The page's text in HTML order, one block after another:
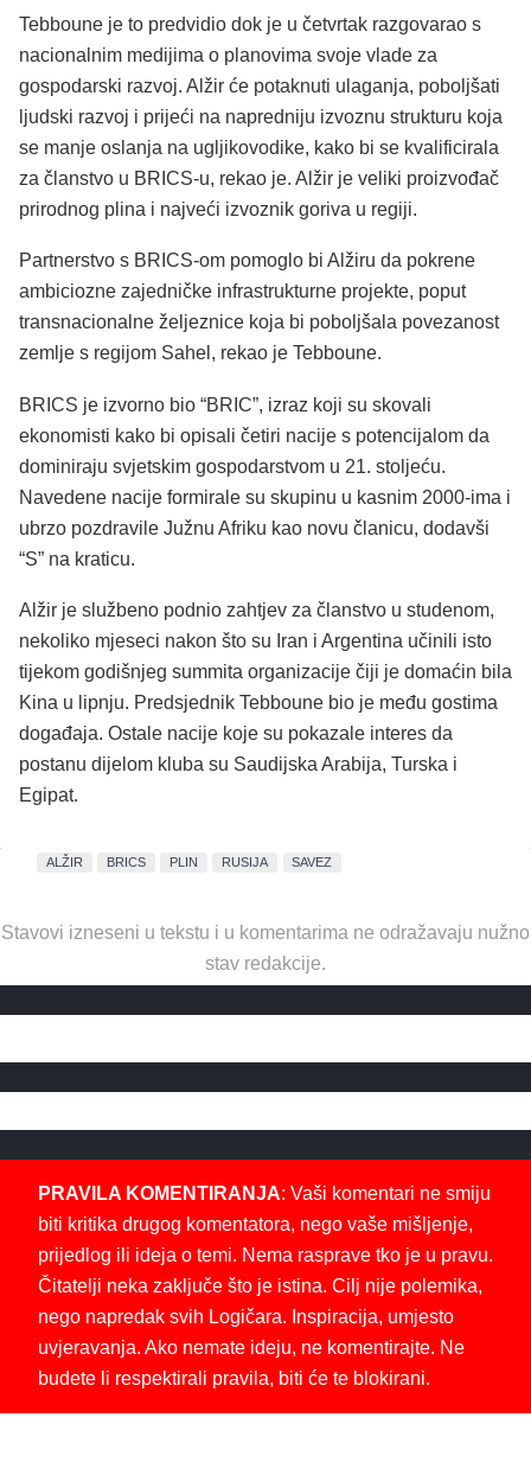
Tebboune je to predvidio dok je u četvrtak razgovarao s
nacionalnim medijima o planovima svoje vlade za
gospodarski razvoj. Alžir će potaknuti ulaganja, poboljšati
ljudski razvoj i prijeći na napredniju izvoznu strukturu koja
se manje oslanja na ugljikovodike, kako bi se kvalificirala
za članstvo u BRICS-u, rekao je. Alžir je veliki proizvođač
prirodnog plina i najveći izvoznik goriva u regiji.
Partnerstvo s BRICS-om pomoglo bi Alžiru da pokrene
ambiciozne zajedničke infrastrukturne projekte, poput
transnacionalne željeznice koja bi poboljšala povezanost
zemlje s regijom Sahel, rekao je Tebboune.
BRICS je izvorno bio “BRIC”, izraz koji su skovali
ekonomisti kako bi opisali četiri nacije s potencijalom da
dominiraju svjetskim gospodarstvom u 21. stoljeću.
Navedene nacije formirale su skupinu u kasnim 2000-ima i
ubrzo pozdravile Južnu Afriku kao novu članicu, dodavši
“S” na kraticu.
Alžir je službeno podnio zahtjev za članstvo u studenom,
nekoliko mjeseci nakon što su Iran i Argentina učinili isto
tijekom godišnjeg summita organizacije čiji je domaćin bila
Kina u lipnju. Predsjednik Tebboune bio je među gostima
događaja. Ostale nacije koje su pokazale interes da
postanu dijelom kluba su Saudijska Arabija, Turska i
Egipat.
ALŽIR BRICS PLIN RUSIJA SAVEZ
Stavovi izneseni u tekstu i u komentarima ne odražavaju nužno
stav redakcije.
PRAVILA KOMENTIRANJA: Vaši komentari ne smiju
biti kritika drugog komentatora, nego vaše mišljenje,
prijedlog ili ideja o temi. Nema rasprave tko je u pravu.
Čitatelji neka zaključe što je istina. Cilj nije polemika,
nego napredak svih Logičara. Inspiracija, umjesto
uvjeravanja. Ako nemate ideju, ne komentirajte. Ne
budete li respektirali pravila, biti će te blokirani.